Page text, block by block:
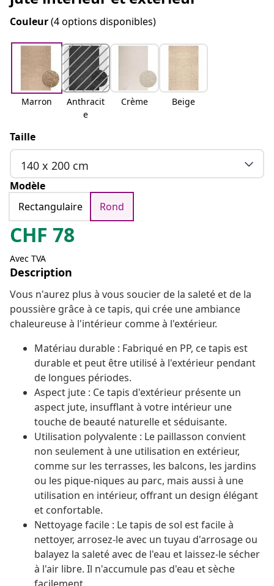
Couleur(4 options disponibles)
Marron
Anthracit
e
Crème Beige
Taille
140 x 200 cm
Modèle
Rectangulaire
Rond
CHF 78
Avec TVA
Description
Vous n'aurez plus à vous soucier de la saleté et de la
poussière grâce à ce tapis, qui crée une ambiance
chaleureuse à l'intérieur comme à l'extérieur.
Matériau durable : Fabriqué en PP, ce tapis est
durable et peut être utilisé à l'extérieur pendant
de longues périodes.
Aspect jute : Ce tapis d'extérieur présente un
aspect jute, insufflant à votre intérieur une
touche de beauté naturelle et séduisante.
Utilisation polyvalente : Le paillasson convient
non seulement à une utilisation en extérieur,
comme sur les terrasses, les balcons, les jardins
ou les pique-niques au parc, mais aussi à une
utilisation en intérieur, offrant un design élégant
et confortable.
Nettoyage facile : Le tapis de sol est facile à
nettoyer, arrosez-le avec un tuyau d'arrosage ou
balayez la saleté avec de l'eau et laissez-le sécher
à l'air libre. Il n'accumule pas d'eau et sèche